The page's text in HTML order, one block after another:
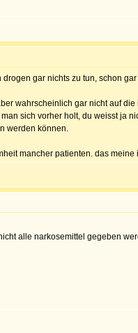
gar nichts zu tun, schon
wahrscheinlich gar nicht auf
sich vorher holt, du weisst ja
werden können.
mancher patienten. das
alle narkosemittel gegeben